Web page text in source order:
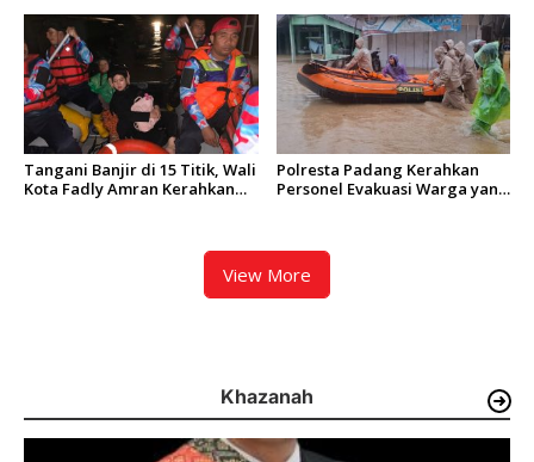
Tangani Banjir di 15 Titik, Wali
Kota Fadly Amran Kerahkan
Polresta Padang Kerahkan
Personel Evakuasi Warga yang
View More
Khazanah